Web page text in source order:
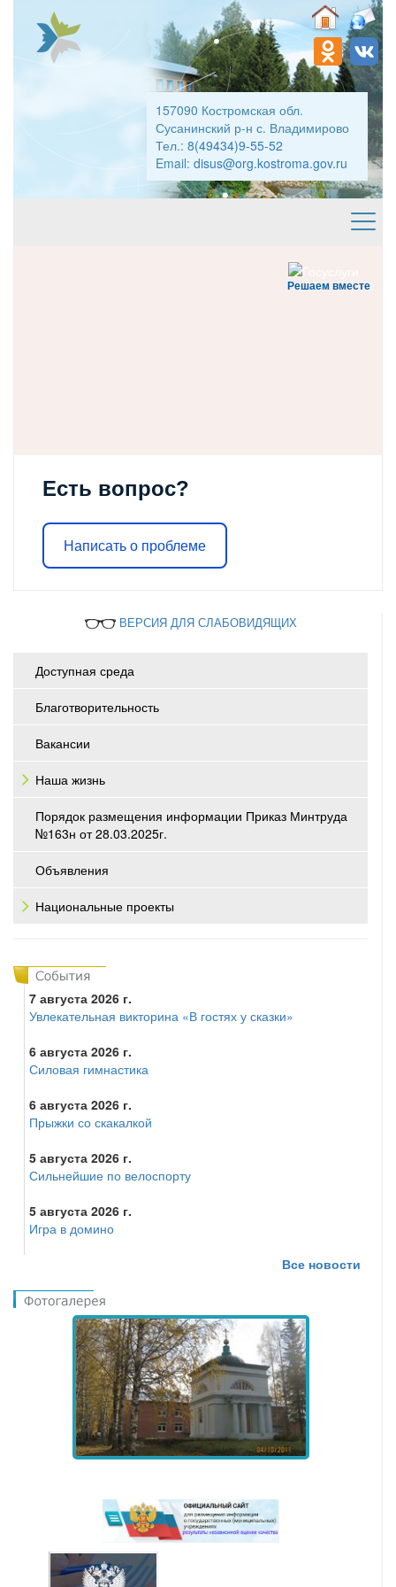
157090 Костромская обл.
Сусанинский р-н с. Владимирово
Тел.: 8(49434)9-55-52
Email: disus@org.kostroma.gov.ru
Решаем вместе
Есть вопрос?
Написать о проблеме
ВЕРСИЯ ДЛЯ СЛАБОВИДЯЩИХ
Доступная среда
Благотворительность
Вакансии
Наша жизнь
Порядок размещения информации Приказ Минтруда
№163н от 28.03.2025г.
Объявления
Национальные проекты
7 августа 2026 г.
Увлекательная викторина «В гостях у сказки»
6 августа 2026 г.
Силовая гимнастика
6 августа 2026 г.
Прыжки со скакалкой
5 августа 2026 г.
Сильнейшие по велоспорту
5 августа 2026 г.
Игра в домино
Все новости